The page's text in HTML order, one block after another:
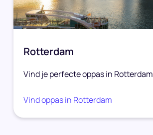
Rotterdam
Vind je perfecte oppas in Rotterdam
Vind oppas in Rotterdam